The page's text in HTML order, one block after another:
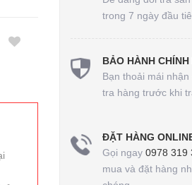
trong 7 ngày đầu
BẢO HÀNH CHÍNH
Bạn thoải mái nhận
tra hàng trước khi
ĐẶT HÀNG
Gọi ngay 0978 319
mua và đặt hàng